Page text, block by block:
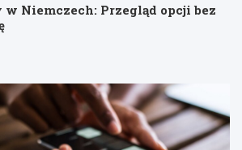
Niemczech: Przegląd opcji bez